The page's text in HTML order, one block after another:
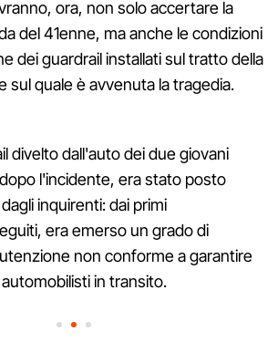
ora, non solo accertare la
del 41enne, ma anche le condizioni
dei guardrail installati sul tratto della
sul quale è avvenuta la tragedia.
divelto dall'auto dei due giovani
l'incidente, era stato posto
inquirenti: dai primi
era emerso un grado di
non conforme a garantire
in transito.